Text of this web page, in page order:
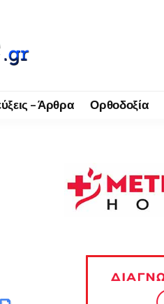
– Άρθρα Ορθοδοξία